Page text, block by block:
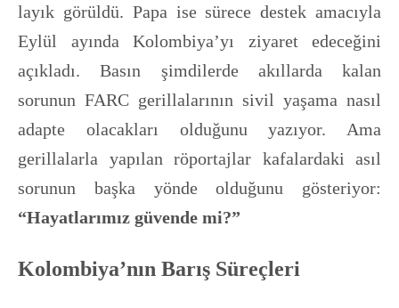
layık görüldü. Papa ise sürece destek amacıyla
Eylül ayında Kolombiya’yı ziyaret edeceğini
açıkladı. Basın şimdilerde akıllarda kalan
sorunun FARC gerillalarının sivil yaşama nasıl
adapte olacakları olduğunu yazıyor. Ama
gerillalarla yapılan röportajlar kafalardaki asıl
sorunun başka yönde olduğunu gösteriyor:
“Hayatlarımız güvende mi?”
Kolombiya’nın Barış Süreçleri